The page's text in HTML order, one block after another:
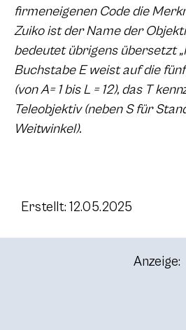
firmeneigenen Code die
Zuiko ist der Name der
bedeutet übrigens übersetzt
Buchstabe E weist auf die
(von A= 1 bis L = 12), das T
Teleobjektiv (neben S für
Weitwinkel).
Erstellt: 12.05.2025
Anzeige: